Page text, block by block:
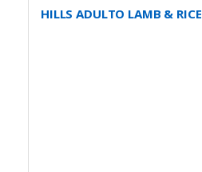
HILLS ADULTO LAMB & RICE